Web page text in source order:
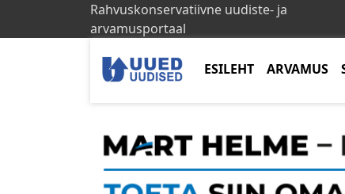
Rahvuskonservatiivne uudiste- ja
arvamusportaal
ESILEHT ARVAMUS